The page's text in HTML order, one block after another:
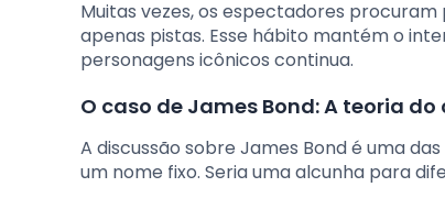
Muitas vezes, os espectadores
apenas pistas. Esse hábito mantém o
personagens icônicos continua.
O caso de James Bond: A teoria
A discussão sobre James Bond é uma
um nome fixo. Seria uma alcunha para